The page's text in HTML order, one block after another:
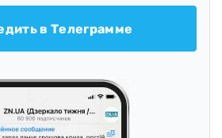
в Телеграмме